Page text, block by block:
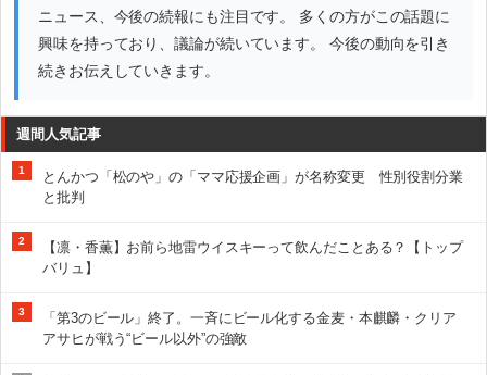
ニュース、今後の続報にも注目です。 多くの方がこの話題に
興味を持っており、議論が続いています。 今後の動向を引き
続きお伝えしていきます。
週間人気記事
1
とんかつ「松のや」の「ママ応援企画」が名称変更 性別役割分業
と批判
2
【凛・香薫】お前ら地雷ウイスキーって飲んだことある？【トップ
バリュ】
3
「第3のビール」終了。一斉にビール化する金麦・本麒麟・クリア
アサヒが戦う“ビール以外”の強敵